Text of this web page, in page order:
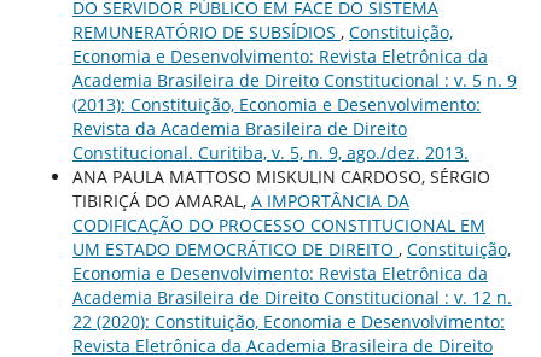
DO SERVIDOR PÚBLICO EM FACE DO SISTEMA
REMUNERATÓRIO DE SUBSÍDIOS , Constituição,
Economia e Desenvolvimento: Revista Eletrônica da
Academia Brasileira de Direito Constitucional : v. 5 n. 9
(2013): Constituição, Economia e Desenvolvimento:
Revista da Academia Brasileira de Direito
Constitucional. Curitiba, v. 5, n. 9, ago./dez. 2013.
ANA PAULA MATTOSO MISKULIN CARDOSO, SÉRGIO
TIBIRIÇÁ DO AMARAL, A IMPORTÂNCIA DA
CODIFICAÇÃO DO PROCESSO CONSTITUCIONAL EM
UM ESTADO DEMOCRÁTICO DE DIREITO , Constituição,
Economia e Desenvolvimento: Revista Eletrônica da
Academia Brasileira de Direito Constitucional : v. 12 n.
22 (2020): Constituição, Economia e Desenvolvimento:
Revista Eletrônica da Academia Brasileira de Direito